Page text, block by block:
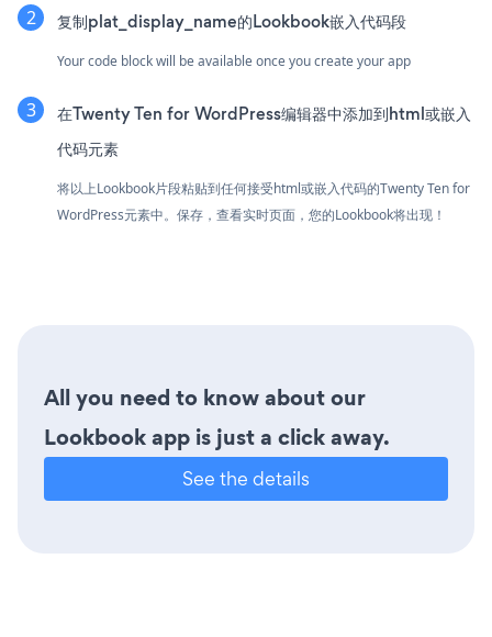
复制plat_display_name的Lookbook嵌入代码段
Your code block will be available once you create your app
在Twenty Ten for WordPress编辑器中添加到html或嵌入
代码元素
将以上Lookbook片段粘贴到任何接受html或嵌入代码的Twenty Ten for
WordPress元素中。保存，查看实时页面，您的Lookbook将出现！
All you need to know about our
Lookbook app is just a click away.
See the details